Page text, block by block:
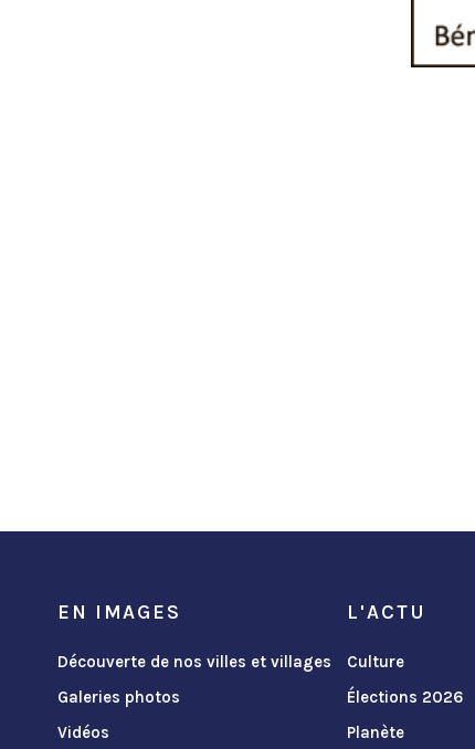
EN IMAGES
Découverte de nos villes et villages
Galeries photos
Vidéos
L'ACTU
Culture
Élections 2026
Planète